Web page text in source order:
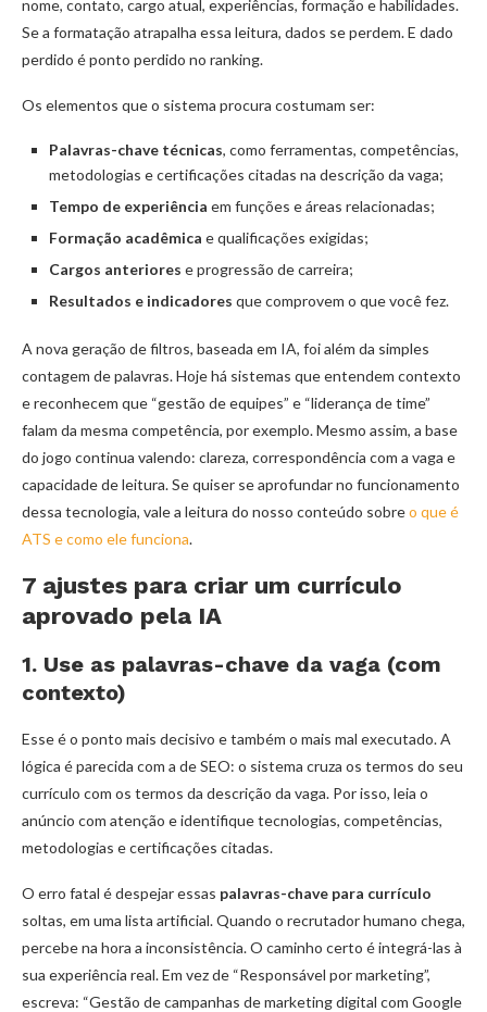
nome, contato, cargo atual, experiências, formação e habilidades.
Se a formatação atrapalha essa leitura, dados se perdem. E dado
perdido é ponto perdido no ranking.
Os elementos que o sistema procura costumam ser:
Palavras-chave técnicas, como ferramentas, competências,
metodologias e certificações citadas na descrição da vaga;
Tempo de experiência em funções e áreas relacionadas;
Formação acadêmica e qualificações exigidas;
Cargos anteriores e progressão de carreira;
Resultados e indicadores que comprovem o que você fez.
A nova geração de filtros, baseada em IA, foi além da simples
contagem de palavras. Hoje há sistemas que entendem contexto
e reconhecem que “gestão de equipes” e “liderança de time”
falam da mesma competência, por exemplo. Mesmo assim, a base
do jogo continua valendo: clareza, correspondência com a vaga e
capacidade de leitura. Se quiser se aprofundar no funcionamento
dessa tecnologia, vale a leitura do nosso conteúdo sobreo que é
ATS e como ele funciona.
7 ajustes para criar um currículo
aprovado pela IA
1. Use as palavras-chave da vaga (com
contexto)
Esse é o ponto mais decisivo e também o mais mal executado. A
lógica é parecida com a de SEO: o sistema cruza os termos do seu
currículo com os termos da descrição da vaga. Por isso, leia o
anúncio com atenção e identifique tecnologias, competências,
metodologias e certificações citadas.
O erro fatal é despejar essas palavras-chave para currículo
soltas, em uma lista artificial. Quando o recrutador humano chega,
percebe na hora a inconsistência. O caminho certo é integrá-las à
sua experiência real. Em vez de “Responsável por marketing”,
escreva: “Gestão de campanhas de marketing digital com Google